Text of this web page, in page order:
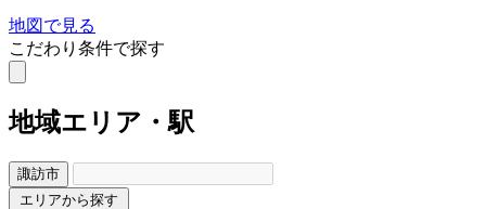
地図で見る
こだわり条件で探す
地域エリア・駅
諏訪市
エリアから探す